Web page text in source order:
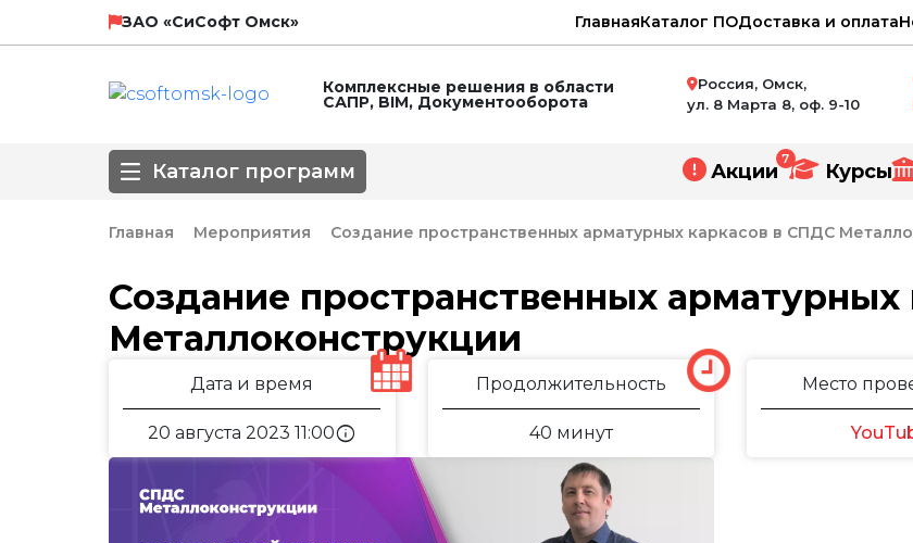
ЗАО «СиСофт Омск» ГлавнаяКаталог ПОДоставка и оплата
Комплексные решения в области
САПР, BIM, Документооборота
Россия, Омск,
ул. 8 Марта 8, оф. 9-10
Каталог программ
НТП Трубопровод SCAD Soft
3D-моделирование
BIM Автоматизированное проектирование
Базовые САПРИнженерные сети
Обработка сканированных изображений
Оформление чертежей
ПОС, ППР
Строительство и архитектураМашиностроение
Электротехнические решения
Системы контроля и автоматики
Акции
7
Курсы
Главная Мероприятия Создание пространственных арматурных каркасов в СПДС
Создание пространственных
Металлоконструкции
Дата и время
20 августа 2023 11:00info
Продолжительность
40 минут
Место